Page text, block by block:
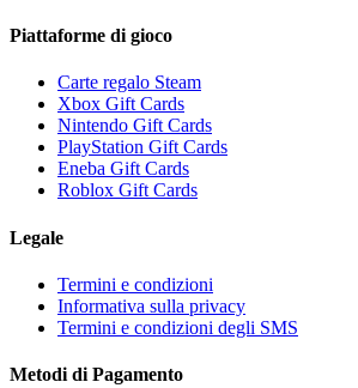
Piattaforme di gioco
Carte regalo Steam
Xbox Gift Cards
Nintendo Gift Cards
PlayStation Gift Cards
Eneba Gift Cards
Roblox Gift Cards
Legale
Termini e condizioni
Informativa sulla privacy
Termini e condizioni degli SMS
Metodi di Pagamento